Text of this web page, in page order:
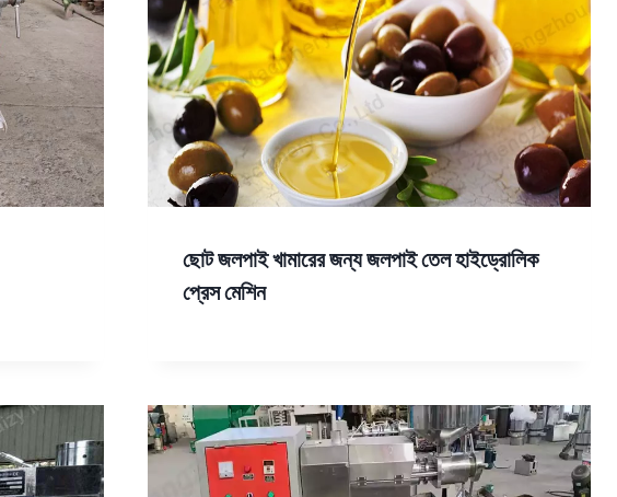
ছোট জলপাই খামারের জন্য জলপাই তেল হাইড্রোলিক
প্রেস মেশিন